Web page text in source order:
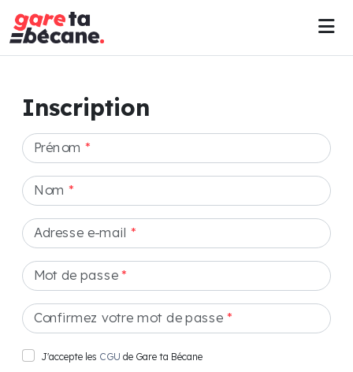
Inscription
Prénom *
Nom *
Adresse e-mail *
Mot de passe*
Confirmez votre mot de passe *
J'accepte les CGU de Gare ta Bécane